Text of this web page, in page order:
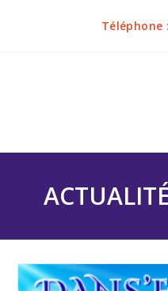
Téléphone